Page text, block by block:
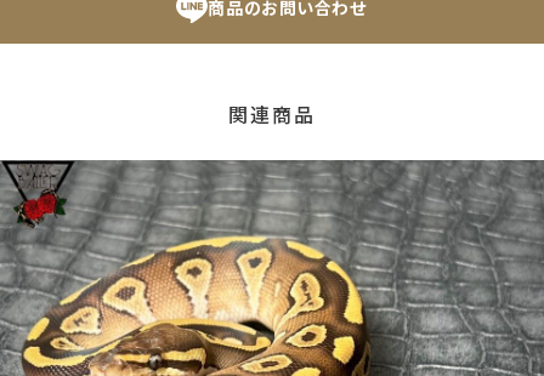
商品のお問い合わせ
関連商品